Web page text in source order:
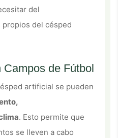
del
del césped
de Fútbol
artificial se pueden
. Esto permite que
se lleven a cabo